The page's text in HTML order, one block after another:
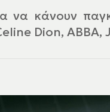
κάνουν
Dion, ABBA,